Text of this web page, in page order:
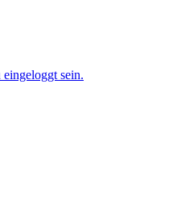
sein.